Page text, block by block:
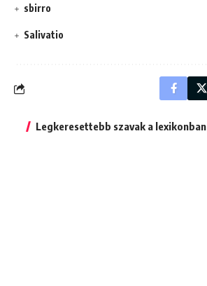
sbirro
Salivatio
Legkeresettebb szavak a lexikonban